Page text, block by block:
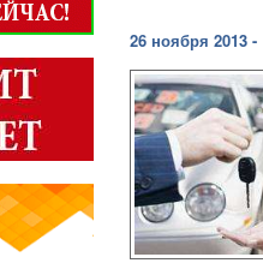
26 ноября 2013 -